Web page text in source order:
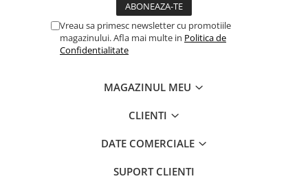
Vreau sa primesc newsletter cu promotiile
magazinului. Afla mai multe in Politica de
Confidentialitate
MAGAZINUL MEU
CLIENTI
DATE COMERCIALE
SUPORT CLIENTI